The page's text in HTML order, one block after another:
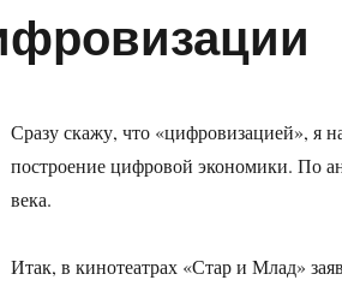
Сразу скажу, что «цифровизацией», я
построение цифровой экономики. По
века.
Итак, в кинотеатрах «Стар и Млад»